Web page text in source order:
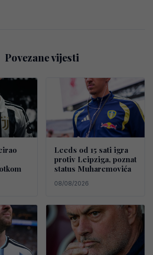
Povezane vijesti
Leeds od 15 sati igra
protiv Leipziga, poznat
status Muharemovića
08/08/2026